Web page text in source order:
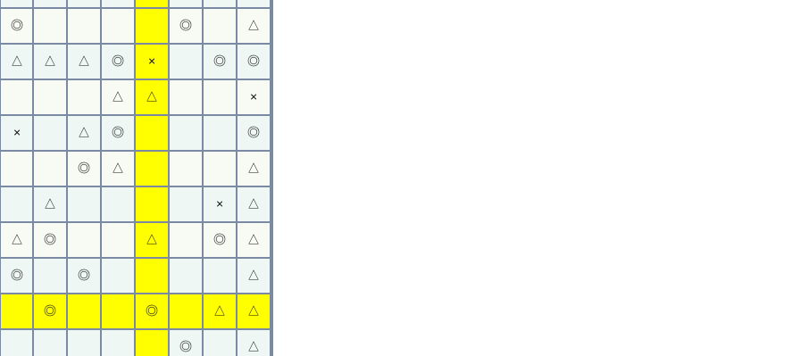
◎ ◎ △
△ △ △ ◎ × ◎ ◎
△ △ ×
× △ ◎ ◎
◎ △ △
△ × △
△ ◎ △ ◎ △
◎ ◎ △
◎ ◎ △ △
◎ △